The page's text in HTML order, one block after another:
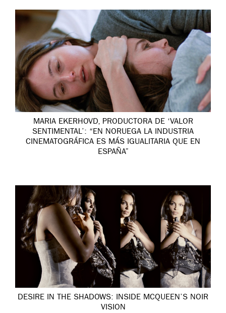
MARIA EKERHOVD, PRODUCTORA DE ‘VALOR
SENTIMENTAL’: “EN NORUEGA LA INDUSTRIA
CINEMATOGRÁFICA ES MÁS IGUALITARIA QUE EN
ESPAÑA”
DESIRE IN THE SHADOWS: INSIDE MCQUEEN’S NOIR
VISION